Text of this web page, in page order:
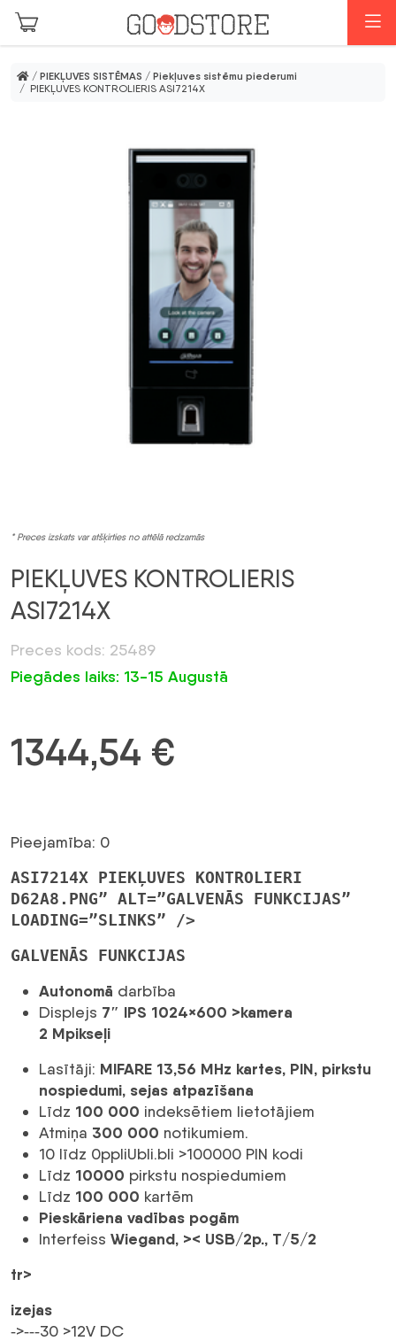
Skip to main content
/ PIEKĻUVES SISTĒMAS / Piekļuves sistēmu piederumi
/ PIEKĻUVES KONTROLIERIS ASI7214X
* Preces izskats var atšķirties no attēlā redzamās
PIEKĻUVES KONTROLIERIS
ASI7214X
Preces kods: 25489
Piegādes laiks: 13-15 Augustā
1344,54 €
Pieejamība: 0
ASI7214X PIEKĻUVES KONTROLIERI
D62A8.PNG” ALT=”GALVENĀS FUNKCIJAS”
LOADING=”SLINKS” />
GALVENĀS FUNKCIJAS
Autonomā darbība
Displejs 7″ IPS 1024×600 >kamera
2 Mpikseļi
Lasītāji: MIFARE 13,56 MHz kartes, PIN, pirkstu
nospiedumi, sejas atpazīšana
Līdz 100 000 indeksētiem lietotājiem
Atmiņa 300 000 notikumiem.
10 līdz 0ppliUbli.bli >100000 PIN kodi
Līdz 10000 pirkstu nospiedumiem
Līdz 100 000 kartēm
Pieskāriena vadības pogām
Interfeiss Wiegand, >< USB/2p., T/5/2
tr>
izejas
‐>‐‐‐30 >12V DC